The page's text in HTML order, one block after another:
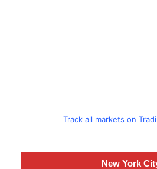
Track all markets on
New York